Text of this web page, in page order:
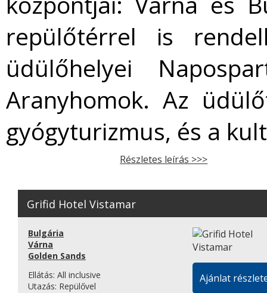
repülőtérrel is
üdülőhelyei
Aranyhomok. Az
gyógyturizmus, és a
Részletes leírás >>>
Grifid Hotel Vistamar
Bulgária
Várna
Golden Sands
Ellátás: All inclusive
Utazás: Repülővel
Ajánlat